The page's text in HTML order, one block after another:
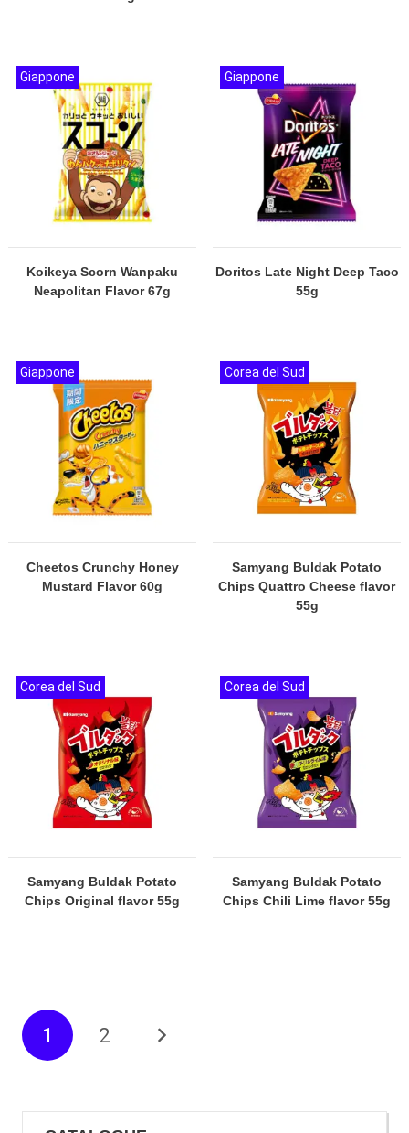
Koikeya Scorn Wanpaku
Neapolitan Flavor 67g
Giappone
Doritos Late Night Deep Taco
55g
Giappone
Cheetos Crunchy Honey
Mustard Flavor 60g
Giappone
Samyang Buldak Potato
Chips Quattro Cheese flavor
55g
Corea del Sud
Samyang Buldak Potato
Chips Original flavor 55g
Corea del Sud
Samyang Buldak Potato
Chips Chili Lime flavor 55g
Corea del Sud
1 2